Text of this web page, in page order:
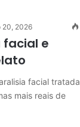
20, 2026
facial e
facial tratada
mais reais de